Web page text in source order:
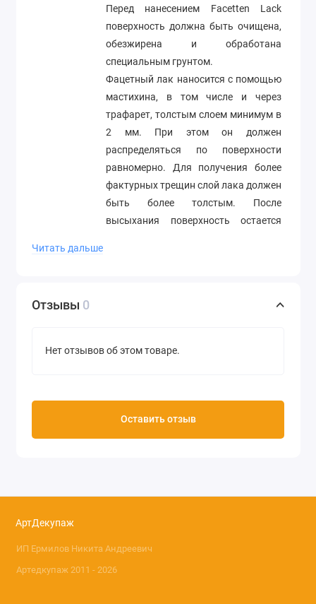
Перед нанесением Facetten Lack
поверхность должна быть очищена,
обезжирена и обработана
специальным грунтом.
Фацетный лак наносится с помощью
мастихина, в том числе и через
трафарет, толстым слоем минимум в
2 мм. При этом он должен
распределяться по поверхности
равномерно. Для получения более
фактурных трещин слой лака должен
быть более толстым. После
высыхания поверхность остается
Объем 90 мл
Внимание! При заказе для пересылки
почтой обратите внимание, что
Читать дальше
Отзывы 0
Нет отзывов об этом товаре.
Оставить отзыв
АртДекупаж
ИП Ермилов Никита Андреевич
Артедкупаж 2011 - 2026